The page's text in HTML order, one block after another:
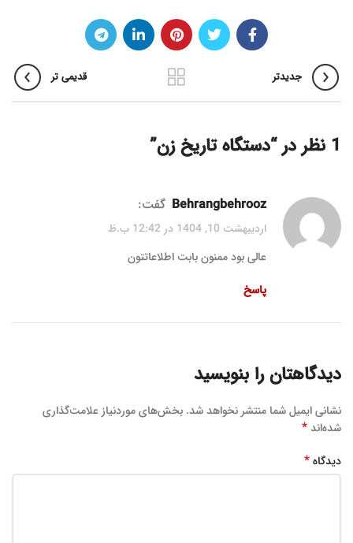
جدیدتر قدیمی تر
1 نظر در “ دستگاه تاریخ زن”
behrangbehrooz گفت:
اردیبهشت 10, 1404 در 12:42 ب.ظ
عالی بود ممنون بابت اطلاعاتتون
پاسخ
دیدگاهتان را بنویسید
نشانی ایمیل شما منتشر نخواهد شد. بخش‌های موردنیاز علامت‌گذاری
شده‌اند*
دیدگاه*